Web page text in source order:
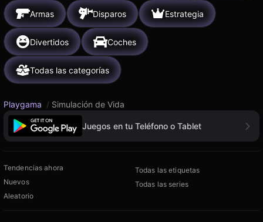
Armas Disparos Estrategia
Divertidos Coches
Todas las categorías
Playgama / Simulación de Vida
Juegos en tu Teléfono o Tablet
Tendencias ahora
Nuevos
Aleatorio
Todas las etiquetas
Todas las series